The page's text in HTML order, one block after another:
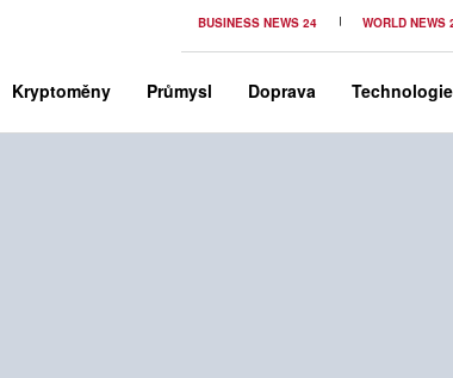
BUSINESS NEWS 24 WORLD NEWS
Kryptoměny Průmysl Doprava Technologie